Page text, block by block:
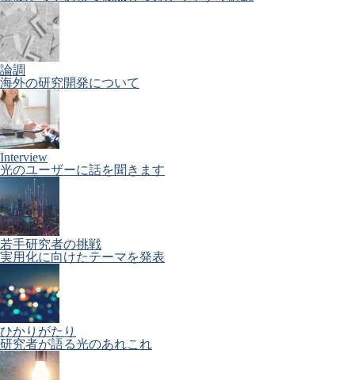
論調
海外の研究開発について
Interview
光のユーザーに話を聞きます
若手研究者の挑戦
実用化に向けたテーマを発表
ひかりがたり
研究者が語る光のあれこれ